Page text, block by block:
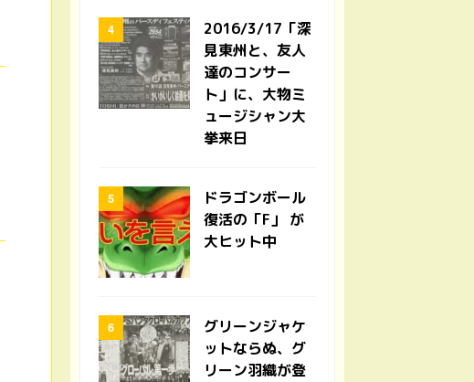
2016/3/17「深
見東州と、友人
達のコンサー
ト」に、大物ミ
ュージシャン大
挙来日
ドラゴンボール
復活の「F」 が
大ヒット中
グリーンジャケ
ットならぬ、グ
リーン羽織が登